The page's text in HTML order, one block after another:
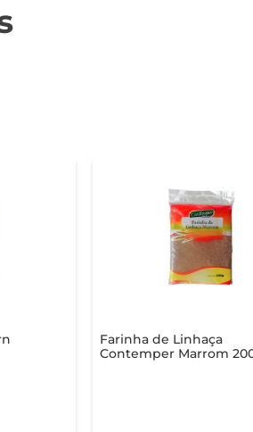
café da manhã. Você pode utilizá-
mais serão as mesmas.
Farinha de Linhaça
Contemper Marrom